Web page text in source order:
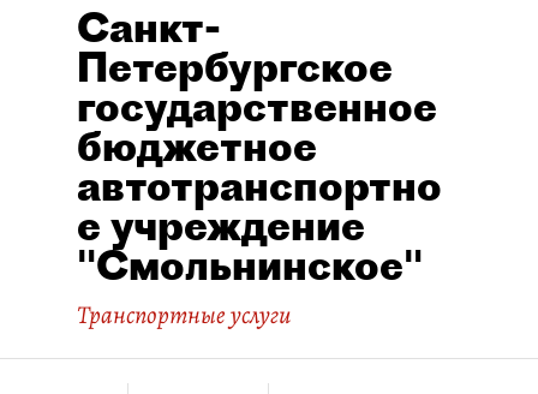
Санкт-
Петербургское
государственное
бюджетное
автотранспортно
е учреждение
"Смольнинское"
Транспортные услуги